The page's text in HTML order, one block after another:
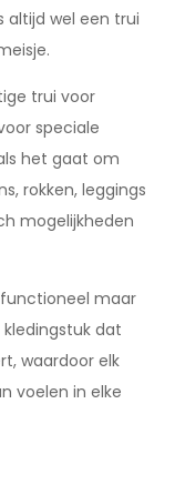
altijd wel een trui
trui voor
speciale
het gaat om
rokken, leggings
mogelijkheden
maar
dat
waardoor elk
voelen in elke